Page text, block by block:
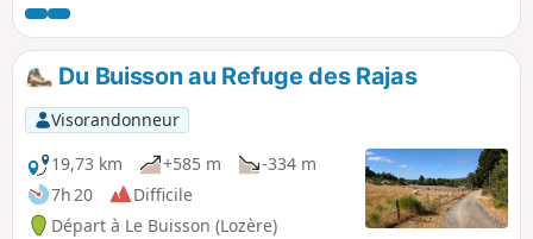
(chemin de Compostelle) en sens inverse.
Du Buisson au Refuge des Rajas
Visorandonneur
19,73 km
+585 m
-334 m
7h 20
Difficile
Départ à Le Buisson (Lozère)